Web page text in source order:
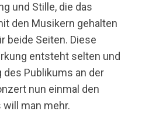
und Stille, die das
den Musikern gehalten
beide Seiten. Diese
entsteht selten und
des Publikums an der
nun einmal den
man mehr.